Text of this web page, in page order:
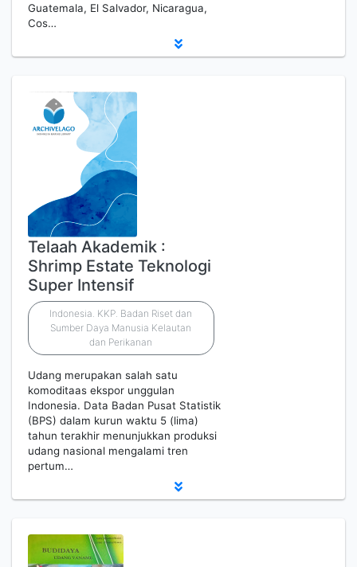
Guatemala, El Salvador, Nicaragua,
Cos…
Telaah Akademik :
Shrimp Estate Teknologi
Super Intensif
Indonesia. KKP. Badan Riset dan
Sumber Daya Manusia Kelautan
dan Perikanan
Udang merupakan salah satu
komoditaas ekspor unggulan
Indonesia. Data Badan Pusat Statistik
(BPS) dalam kurun waktu 5 (lima)
tahun terakhir menunjukkan produksi
udang nasional mengalami tren
pertum…